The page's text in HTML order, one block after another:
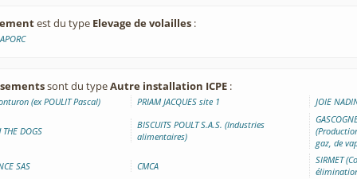
est du type Elevage de volailles :
sont du typeAutre installation ICPE :
(ex POULIT Pascal) PRIAM JACQUES site 1 JOIE
THE DOGS
BISCUITS POULT S.A.S. (Industries
alimentaires)
gaz, de
SAS
CMCA
SIRMET